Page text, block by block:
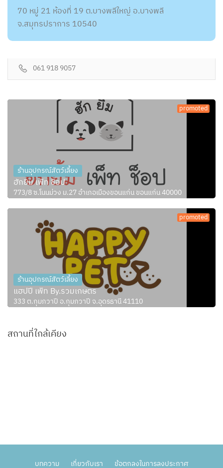
70 หมู่ 21 ห้องที่ 19 ต.บางพลีใหญ่ อ.บางพลี
จ.สมุทรปราการ 10540
061 918 9057
promoted
ร้านอุปกรณ์สัตว์เลี้ยง
ฮักยิ้ม เพ็ท ช็อป
773/8 ซ.โนนม่วง ม.27 อำเภอเมืองขอนแก่น ขอนแก่น 40000
promoted
ร้านอุปกรณ์สัตว์เลี้ยง
แฮปปี้ เพ็ท By.รวมเกษตร
333 ต.กุมภวาปี อ.กุมภวาปี จ.อุดรธานี 41110
สถานที่ใกล้เคียง
บทความ เกี่ยวกับเรา ข้อตกลงในการลงประกาศ